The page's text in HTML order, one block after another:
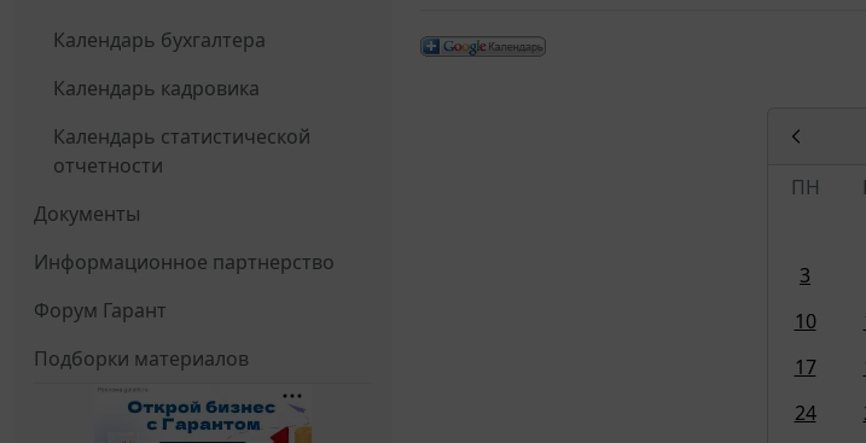
Календарь бухгалтера
Календарь кадровика
Календарь статистической
отчетности
Документы
Информационное партнерство
Форум Гарант
Подборки материалов
ПН
3
10
17
24